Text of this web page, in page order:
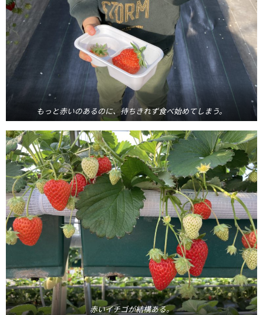
もっと赤いのあるのに、待ちきれず食べ始めてしまう。
赤いイチゴが結構ある。